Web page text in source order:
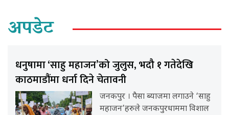
अपडेट
धनुषामा ‘साहु महाजन’को जुलुस, भदौ १ गतेदेखि
काठमाडौंमा धर्ना दिने चेतावनी
जनकपुर । पैसा ब्याजमा लगाउने ‘साहु
महाजन’हरुले जनकपुरधाममा विशाल